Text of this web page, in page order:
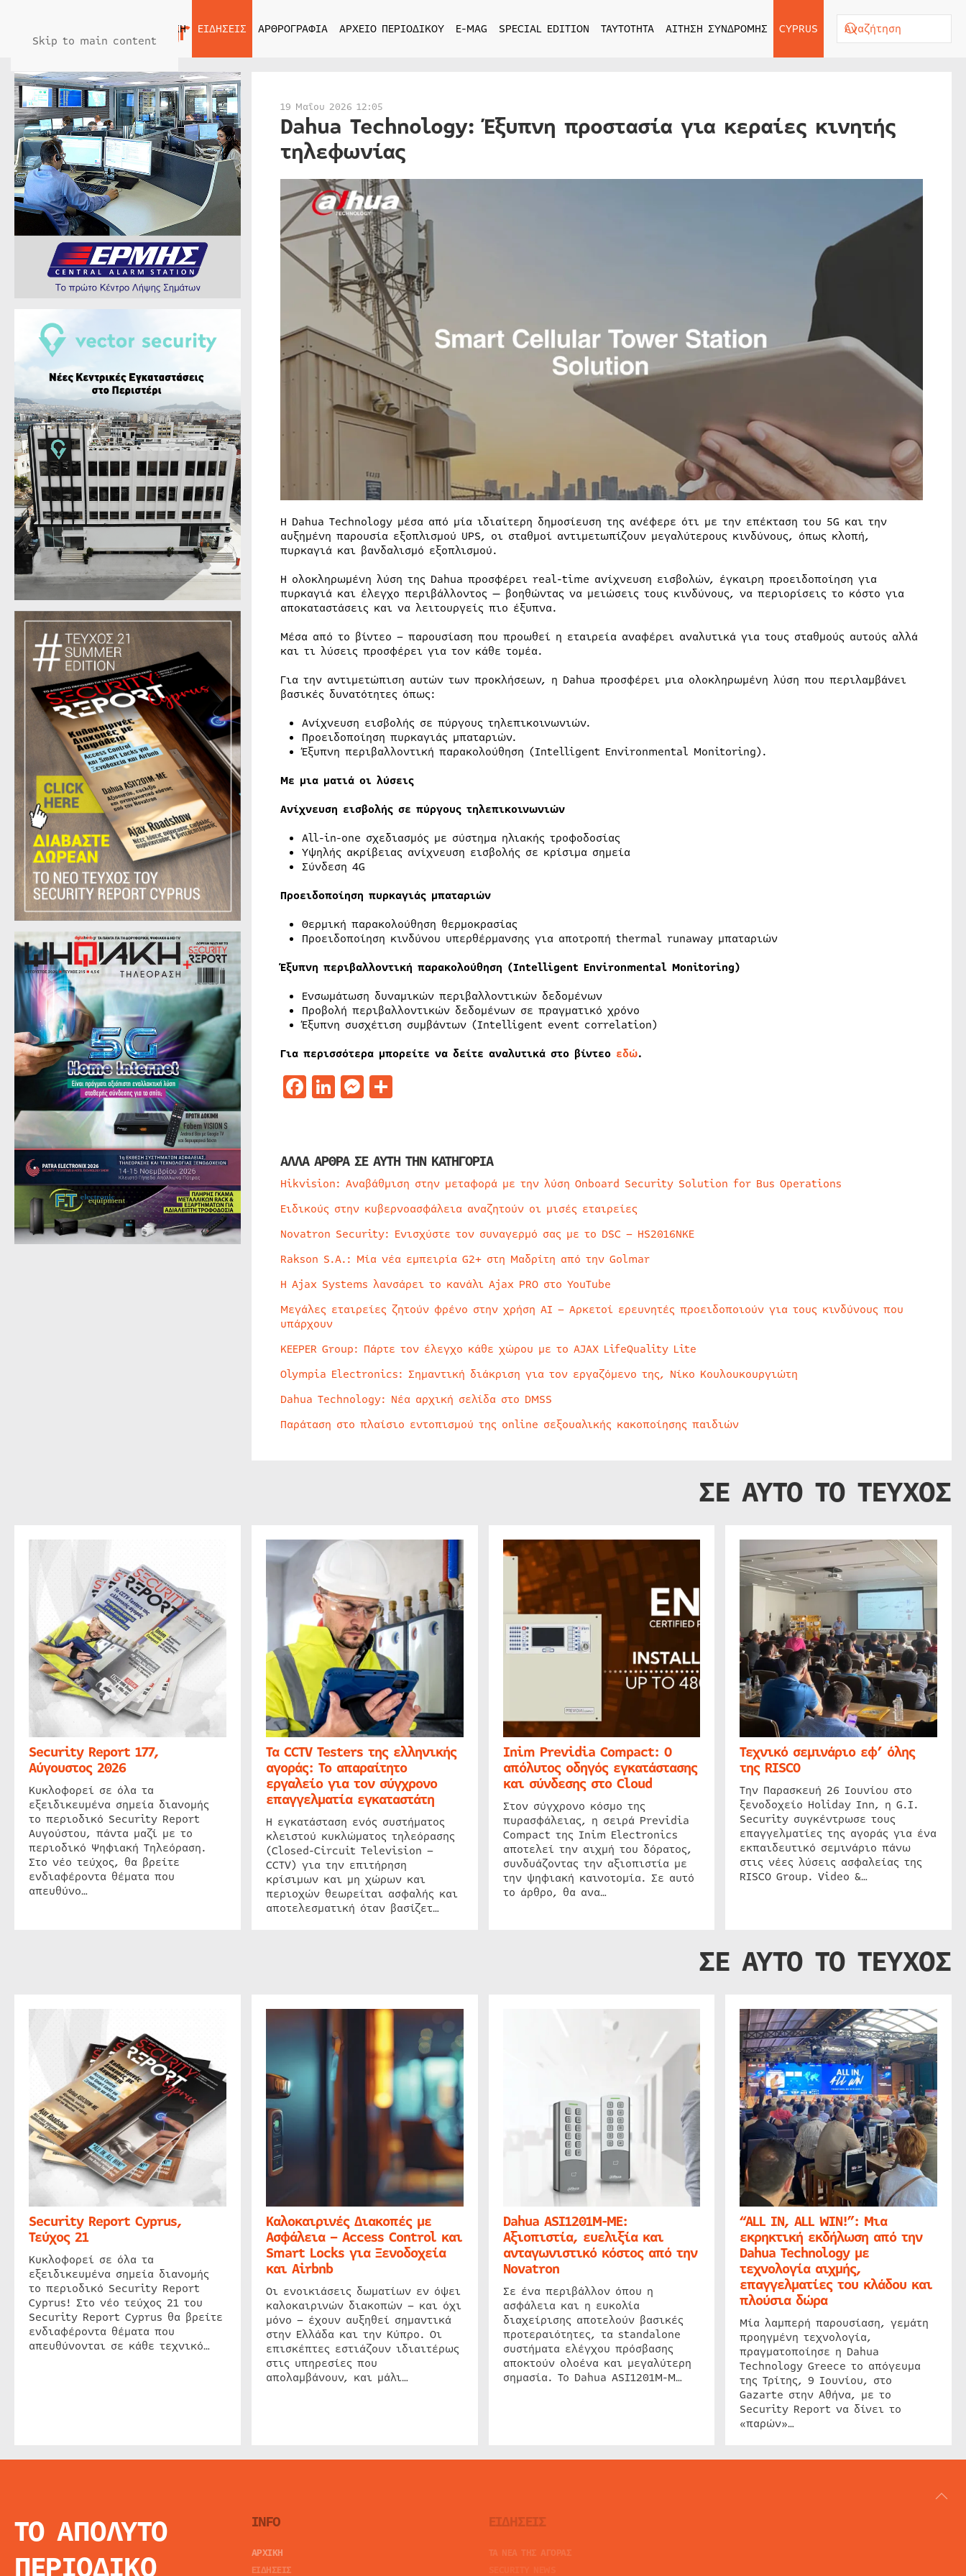
Skip to main content
ΑΡΧΙΚΗ ΕΙΔΗΣΕΙΣ ΑΡΘΡΟΓΡΑΦΙΑ ΑΡΧΕΙΟ ΠΕΡΙΟΔΙΚΟΥ E-MAG SPECIAL EDITION ΤΑΥΤΟΤΗΤΑ ΑΙΤΗΣΗ ΣΥΝΔΡΟΜΗΣ CYPRUS
19 Μαΐου 2026 12:05
Dahua Technology: Έξυπνη προστασία για κεραίες κινητής
τηλεφωνίας
Η Dahua Technology μέσα από μία ιδιαίτερη δημοσίευση της ανέφερε ότι με την επέκταση του 5G και την
αυξημένη παρουσία εξοπλισμού UPS, οι σταθμοί αντιμετωπίζουν μεγαλύτερους κινδύνους, όπως κλοπή,
πυρκαγιά και βανδαλισμό εξοπλισμού.
Η ολοκληρωμένη λύση της Dahua προσφέρει real-time ανίχνευση εισβολών, έγκαιρη προειδοποίηση για
πυρκαγιά και έλεγχο περιβάλλοντος — βοηθώντας να μειώσεις τους κινδύνους, να περιορίσεις το κόστο για
αποκαταστάσεις και να λειτουργείς πιο έξυπνα.
Μέσα από το βίντεο – παρουσίαση που προωθεί η εταιρεία αναφέρει αναλυτικά για τους σταθμούς αυτούς αλλά
και τι λύσεις προσφέρει για τον κάθε τομέα.
Για την αντιμετώπιση αυτών των προκλήσεων, η Dahua προσφέρει μια ολοκληρωμένη λύση που περιλαμβάνει
βασικές δυνατότητες όπως:
Ανίχνευση εισβολής σε πύργους τηλεπικοινωνιών.
Προειδοποίηση πυρκαγιάς μπαταριών.
Έξυπνη περιβαλλοντική παρακολούθηση (Intelligent Environmental Monitoring).
Με μια ματιά οι λύσεις
Ανίχνευση εισβολής σε πύργους τηλεπικοινωνιών
All-in-one σχεδιασμός με σύστημα ηλιακής τροφοδοσίας
Υψηλής ακρίβειας ανίχνευση εισβολής σε κρίσιμα σημεία
Σύνδεση 4G
Προειδοποίηση πυρκαγιάς μπαταριών
Θερμική παρακολούθηση θερμοκρασίας
Προειδοποίηση κινδύνου υπερθέρμανσης για αποτροπή thermal runaway μπαταριών
Έξυπνη περιβαλλοντική παρακολούθηση (Intelligent Environmental Monitoring)
Ενσωμάτωση δυναμικών περιβαλλοντικών δεδομένων
Προβολή περιβαλλοντικών δεδομένων σε πραγματικό χρόνο
Έξυπνη συσχέτιση συμβάντων (Intelligent event correlation)
Για περισσότερα μπορείτε να δείτε αναλυτικά στο βίντεο εδώ.
Facebook
LinkedIn
Messenger
Μοιραστείτε
ΑΛΛΑ ΑΡΘΡΑ ΣΕ ΑΥΤΗ ΤΗΝ ΚΑΤΗΓΟΡΙΑ
Hikvision: Αναβάθμιση στην μεταφορά με την λύση Onboard Security Solution for Bus Operations
Ειδικούς στην κυβερνοασφάλεια αναζητούν οι μισές εταιρείες
Novatron Security: Ενισχύστε τον συναγερμό σας με το DSC – HS2016NKE
Rakson S.A.: Μία νέα εμπειρία G2+ στη Μαδρίτη από την Golmar
Η Ajax Systems λανσάρει το κανάλι Ajax PRO στο YouTube
Μεγάλες εταιρείες ζητούν φρένο στην χρήση AI – Αρκετοί ερευνητές προειδοποιούν για τους κινδύνους που
υπάρχουν
KEEPER Group: Πάρτε τον έλεγχο κάθε χώρου με το AJAX LifeQuality Lite
Olympia Electronics: Σημαντική διάκριση για τον εργαζόμενο της, Νίκο Κουλουκουργιώτη
Dahua Technology: Νέα αρχική σελίδα στο DMSS
Παράταση στο πλαίσιο εντοπισμού της online σεξουαλικής κακοποίησης παιδιών
ΣΕ ΑΥΤΟ ΤΟ ΤΕΥΧΟΣ
Security Report 177,
Αύγουστος 2026
Κυκλοφορεί σε όλα τα
εξειδικευμένα σημεία διανομής
το περιοδικό Security Report
Αυγούστου, πάντα μαζί με το
περιοδικό Ψηφιακή Τηλεόραση.
Στο νέο τεύχος, θα βρείτε
ενδιαφέροντα θέματα που
απευθύνο…
Τα CCTV Testers της ελληνικής
αγοράς: Το απαραίτητο
εργαλείο για τον σύγχρονο
επαγγελματία εγκαταστάτη
Η εγκατάσταση ενός συστήματος
κλειστού κυκλώματος τηλεόρασης
(Closed-Circuit Television –
CCTV) για την επιτήρηση
κρίσιμων και μη χώρων και
περιοχών θεωρείται ασφαλής και
αποτελεσματική όταν βασίζετ…
Inim Previdia Compact: Ο
απόλυτος οδηγός εγκατάστασης
και σύνδεσης στο Cloud
Στον σύγχρονο κόσμο της
πυρασφάλειας, η σειρά Previdia
Compact της Inim Electronics
αποτελεί την αιχμή του δόρατος,
συνδυάζοντας την αξιοπιστία με
την ψηφιακή καινοτομία. Σε αυτό
το άρθρο, θα ανα…
Τεχνικό σεμινάριο εφ’ όλης
της RISCO
Την Παρασκευή 26 Ιουνίου στο
ξενοδοχείο Holiday Inn, η G.I.
Security συγκέντρωσε τους
επαγγελματίες της αγοράς για ένα
εκπαιδευτικό σεμινάριο πάνω
στις νέες λύσεις ασφαλείας της
RISCO Group. Video &…
ΣΕ ΑΥΤΟ ΤΟ ΤΕΥΧΟΣ
Security Report Cyprus,
Τεύχος 21
Κυκλοφορεί σε όλα τα
εξειδικευμένα σημεία διανομής
το περιοδικό Security Report
Cyprus! Στο νέο τεύχος 21 του
Security Report Cyprus θα βρείτε
ενδιαφέροντα θέματα που
απευθύνονται σε κάθε τεχνικό…
Καλοκαιρινές Διακοπές με
Ασφάλεια – Access Control και
Smart Locks για Ξενοδοχεία
και Airbnb
Οι ενοικιάσεις δωματίων εν όψει
καλοκαιρινών διακοπών – και όχι
μόνο – έχουν αυξηθεί σημαντικά
στην Ελλάδα και την Κύπρο. Οι
επισκέπτες εστιάζουν ιδιαιτέρως
στις υπηρεσίες που
απολαμβάνουν, και μάλι…
Dahua ASI1201M-ME:
Αξιοπιστία, ευελιξία και
ανταγωνιστικό κόστος από την
Novatron
Σε ένα περιβάλλον όπου η
ασφάλεια και η ευκολία
διαχείρισης αποτελούν βασικές
προτεραιότητες, τα standalone
συστήματα ελέγχου πρόσβασης
αποκτούν ολοένα και μεγαλύτερη
σημασία. Το Dahua ASI1201M-M…
“ALL IN, ALL WIN!”: Μια
εκρηκτική εκδήλωση από την
Dahua Technology με
τεχνολογία αιχμής,
επαγγελματίες του κλάδου και
πλούσια δώρα
Μία λαμπερή παρουσίαση, γεμάτη
προηγμένη τεχνολογία,
πραγματοποίησε η Dahua
Technology Greece το απόγευμα
της Τρίτης, 9 Ιουνίου, στο
Gazarte στην Αθήνα, με το
Security Report να δίνει το
«παρών»…
ΤΟ ΑΠΟΛΥΤΟ
INFO
ΑΡΧΙΚΗ
ΕΙΔΗΣΕΙΣ
ΕΙΔΗΣΕΙΣ
ΤΑ ΝΕΑ ΤΗΣ ΑΓΟΡΑΣ